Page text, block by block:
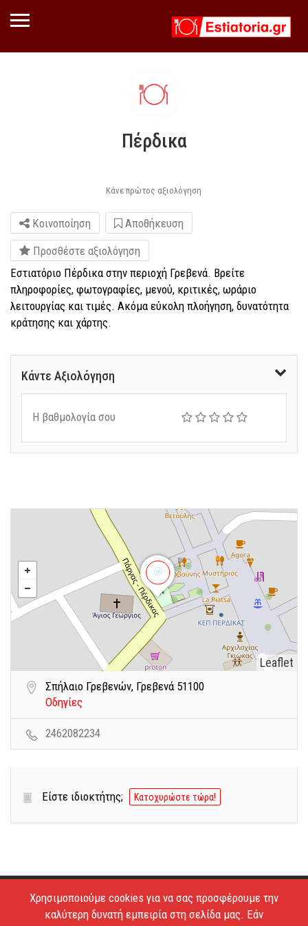
Πέρδικα
Κάνε πρώτος αξιολόγηση
Κοινοποίηση
Αποθήκευση
Προσθέστε αξιολόγηση
Εστιατόριο Πέρδικα στην περιοχή Γρεβενά. Βρείτε
πληροφορίες, φωτογραφίες, μενού, κριτικές, ωράριο
λειτουργίας και τιμές. Ακόμα εύκολη πλοήγηση, δυνατότητα
κράτησης και χάρτης.
Κάντε Αξιολόγηση
Η βαθμολογία σου
Leaflet
Σπήλαιο Γρεβενών, Γρεβενά 51100
Οδηγίες
2462082234
Είστε ιδιοκτήτης; Κατοχυρώστε τώρα!
Copyright © 2026 - Estiatoria. All Rights Reserved.
Απαγορεύεται το κατέβασμα των φωτογραφιών και η
Χρησιμοποιούμε cookies για να σας προσφέρουμε την
καλύτερη δυνατή εμπειρία στη σελίδα μας. Εάν